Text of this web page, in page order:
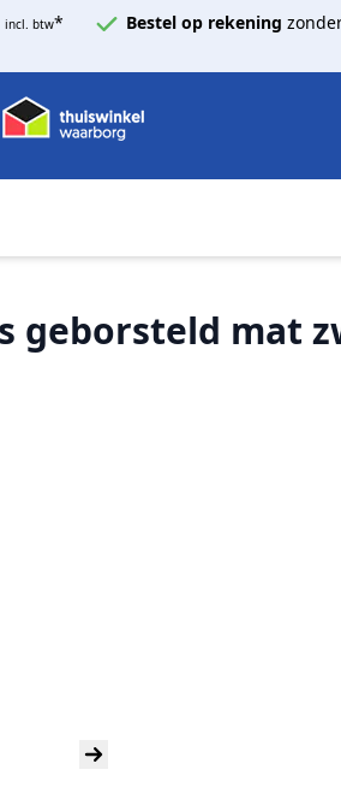
incl. btw* Bestel op rekening
geborsteld mat